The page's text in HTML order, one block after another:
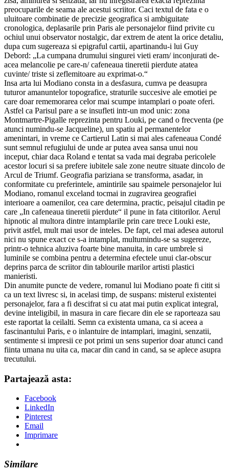
preocuparile de seama ale acestui scriitor. Caci textul de fata e o
uluitoare combinatie de precizie geografica si ambiguitate
cronologica, deplasarile prin Paris ale personajelor fiind privite cu
ochiul unui observator nostalgic, dar extrem de atent la orice detaliu,
dupa cum sugereaza si epigraful cartii, apartinandu-i lui Guy
Debord: „La cumpana drumului singurei vieti eram/ inconjurati de-
acea melancolie pe care-n/ cafeneaua tineretii pierdute atatea
cuvinte/ triste si zeflemitoare au exprimat-o.“
Insa arta lui Modiano consta in a desfasura, cumva pe deasupra
tuturor amanuntelor topografice, straturile succesive ale emotiei pe
care doar rememorarea celor mai scumpe intamplari o poate oferi.
Astfel ca Parisul pare a se insufleti intr-un mod unic: zona
Montmartre-Pigalle reprezinta pentru Louki, pe cand o frecventa (pe
atunci numindu-se Jacqueline), un spatiu al permanentelor
amenintari, in vreme ce Cartierul Latin si mai ales cafeneaua Condé
sunt semnul refugiului de unde ar putea avea sansa unui nou
inceput, chiar daca Roland e tentat sa vada mai degraba pericolele
acestor locuri si sa prefere iubitele sale zone neutre situate dincolo de
Arcul de Triumf. Geografia pariziana se transforma, asadar, in
conformitate cu preferintele, amintirile sau spaimele personajelor lui
Modiano, romanul exceland tocmai in zugravirea geografiei
interioare a oamenilor, cea care determina, practic, peisajul citadin pe
care „In cafeneaua tineretii pierdute“ il pune in fata cititorilor. Aerul
hipnotic al multora dintre intamplarile prin care trece Louki este,
privit astfel, mult mai usor de inteles. De fapt, cel mai adesea autorul
nici nu spune exact ce s-a intamplat, multumindu-se sa sugereze,
printr-o tehnica aluziva foarte bine manuita, in care umbrele si
luminile se combina pentru a determina efectele unui clar-obscur
deprins parca de scriitor din tablourile marilor artisti plastici
manieristi.
Din anumite puncte de vedere, romanul lui Modiano poate fi citit si
ca un text livresc si, in acelasi timp, de suspans: misterul existentei
personajelor, fara a fi descifrat si cu atat mai putin explicat integral,
devine inteligibil, in masura in care fiecare din ele se raporteaza sau
este raportat la ceilalti. Semn ca existenta umana, ca si aceea a
fascinantului Paris, e o inlantuire de intamplari, imagini, senzatii,
sentimente si impresii ce pot primi un sens superior doar atunci cand
fiinta umana nu uita ca, macar din cand in cand, sa se aplece asupra
trecutului.
Partajează asta:
Facebook
LinkedIn
Pinterest
Email
Imprimare
Similare